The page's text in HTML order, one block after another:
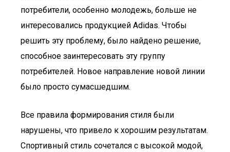
потребители, особенно молодежь, больше не
интересовались продукцией Adidas. Чтобы
решить эту проблему, было найдено решение,
способное заинтересовать эту группу
потребителей. Новое направление новой линии
было просто сумасшедшим.
Все правила формирования стиля были
нарушены, что привело к хорошим результатам.
Спортивный стиль сочетался с высокой модой,